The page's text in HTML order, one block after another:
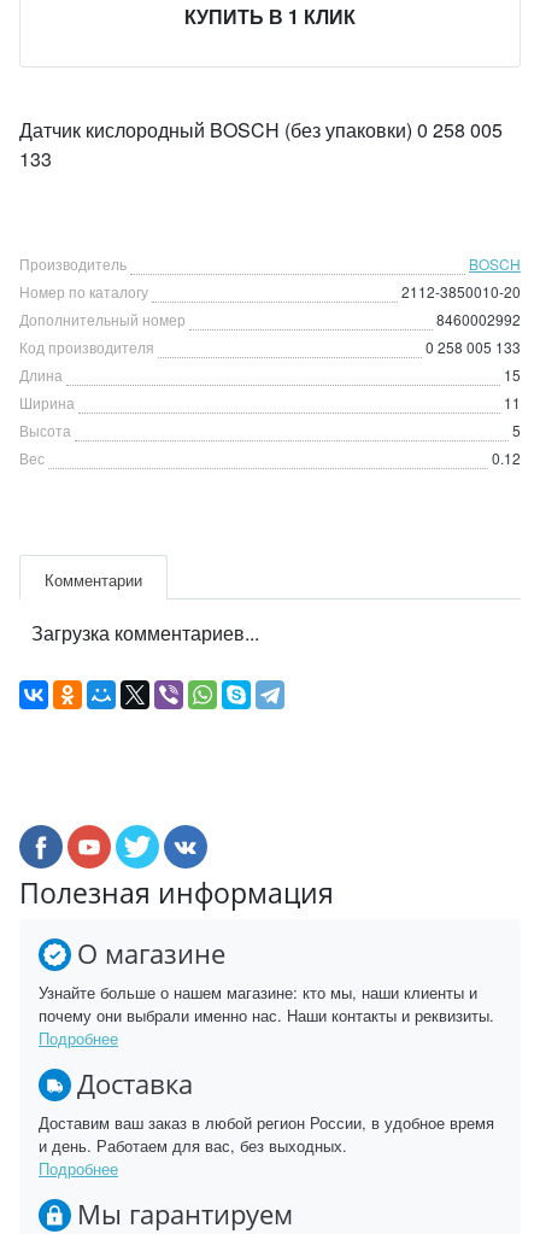
КУПИТЬ В 1 КЛИК
Датчик кислородный BOSCH (без упаковки) 0 258 005
133
Производитель
BOSCH
Номер по каталогу
2112-3850010-20
Дополнительный номер
8460002992
Код производителя
0 258 005 133
Длина
15
Ширина
11
Высота
5
Вес
0.12
Комментарии
Загрузка комментариев...
Полезная информация
О магазине
Узнайте больше о нашем магазине: кто мы, наши клиенты и
почему они выбрали именно нас. Наши контакты и реквизиты.
Подробнее
Доставка
Доставим ваш заказ в любой регион России, в удобное время
и день. Работаем для вас, без выходных.
Подробнее
Мы гарантируем